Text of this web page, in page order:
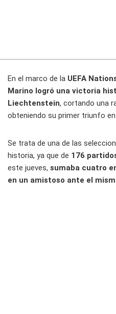
En el marco de la UEFA
Marino logró una victoria
Liechtenstein, cortando una
obteniendo su primer triunfo
Se trata de una de las
historia, ya que de 176
este jueves, sumaba cuatro
en un amistoso ante el